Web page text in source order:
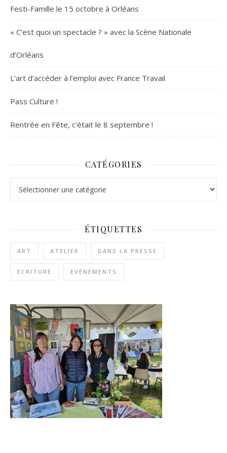
Festi-Famille le 15 octobre à Orléans
« C’est quoi un spectacle ? » avec la Scène Nationale
d’Orléans
L’art d’accéder à l’emploi avec France Travail
Pass Culture !
Rentrée en Fête, c’était le 8 septembre !
CATÉGORIES
ÉTIQUETTES
ART ATELIER DANS LA PRESSE
ECRITURE EVÈNEMENTS